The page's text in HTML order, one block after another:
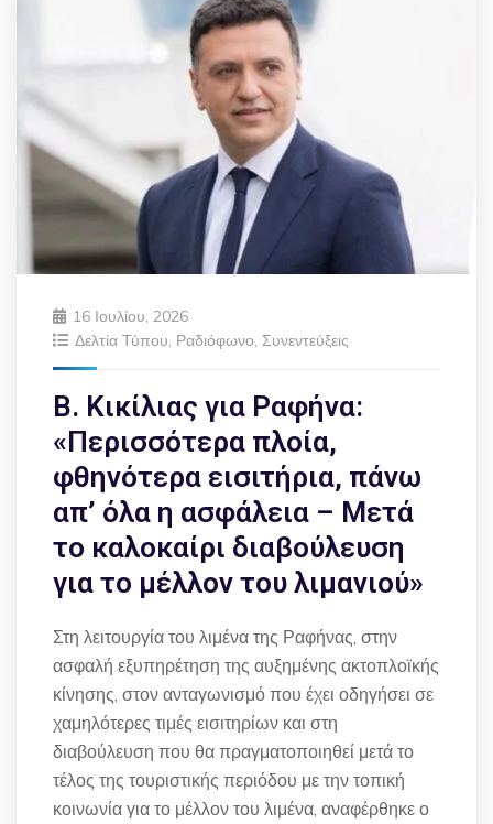
16 Ιουλίου, 2026
Δελτία Τύπου, Ραδιόφωνο, Συνεντεύξεις
Β. Κικίλιας για Ραφήνα:
«Περισσότερα πλοία,
φθηνότερα εισιτήρια, πάνω
απ’ όλα η ασφάλεια – Μετά
το καλοκαίρι διαβούλευση
για το μέλλον του λιμανιού»
Στη λειτουργία του λιμένα της Ραφήνας, στην
ασφαλή εξυπηρέτηση της αυξημένης ακτοπλοϊκής
κίνησης, στον ανταγωνισμό που έχει οδηγήσει σε
χαμηλότερες τιμές εισιτηρίων και στη
διαβούλευση που θα πραγματοποιηθεί μετά το
τέλος της τουριστικής περιόδου με την τοπική
κοινωνία για το μέλλον του λιμένα, αναφέρθηκε ο